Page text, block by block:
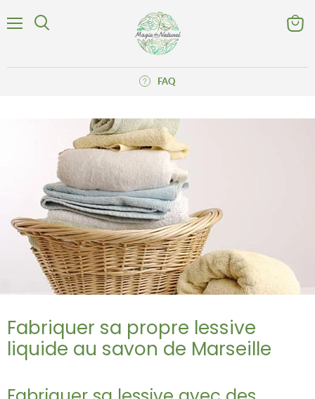
FAQ
Fabriquer sa propre lessive
liquide au savon de Marseille